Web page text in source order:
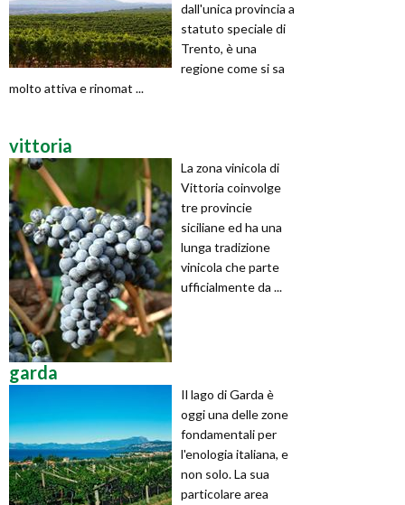
dall'unica provincia a
statuto speciale di
Trento, è una
regione come si sa
molto attiva e rinomat ...
vittoria
La zona vinicola di
Vittoria coinvolge
tre provincie
siciliane ed ha una
lunga tradizione
vinicola che parte
ufficialmente da ...
garda
Il lago di Garda è
oggi una delle zone
fondamentali per
l'enologia italiana, e
non solo. La sua
particolare area